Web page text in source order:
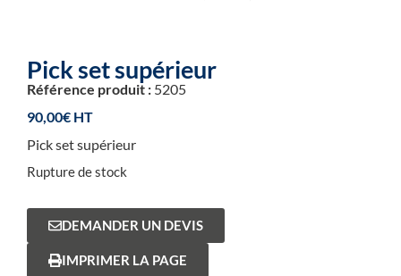
Pick set supérieur
Référence produit : 5205
90,00€
Pick set supérieur
Rupture de stock
DEMANDER UN DEVIS
IMPRIMER LA PAGE